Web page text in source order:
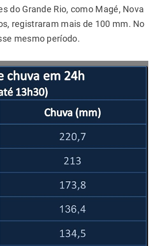
do Grande Rio, como Magé, Nova
registraram mais de 100 mm. No
mesmo período.